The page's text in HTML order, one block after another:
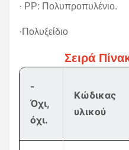
· PP: Πολυπροπυλένιο.
·Πολυξείδιο
Σειρά
-
Όχι,
όχι.
Κώδικας
υλικού